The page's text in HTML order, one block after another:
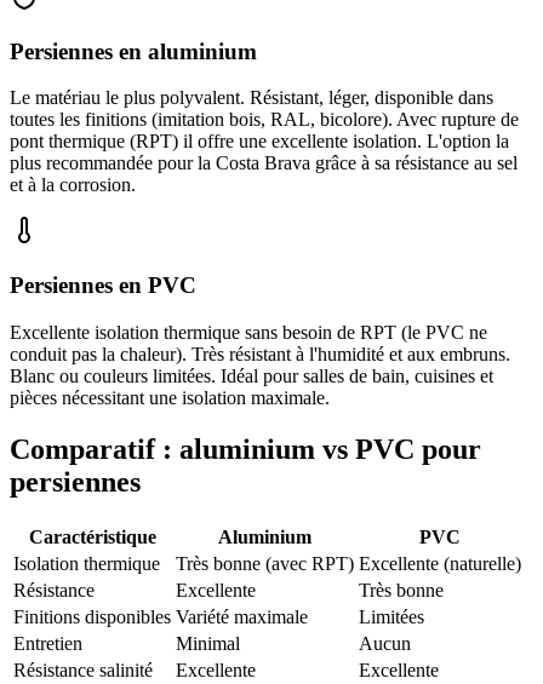
Persiennes en aluminium
Le matériau le plus polyvalent. Résistant, léger, disponible dans
toutes les finitions (imitation bois, RAL, bicolore). Avec rupture de
pont thermique (RPT) il offre une excellente isolation. L'option la
plus recommandée pour la Costa Brava grâce à sa résistance au sel
et à la corrosion.
Persiennes en PVC
Excellente isolation thermique sans besoin de RPT (le PVC ne
conduit pas la chaleur). Très résistant à l'humidité et aux embruns.
Blanc ou couleurs limitées. Idéal pour salles de bain, cuisines et
pièces nécessitant une isolation maximale.
Comparatif : aluminium vs PVC pour
persiennes
Caractéristique Aluminium
PVC
Isolation thermique
Très bonne (avec RPT) Excellente (naturelle)
Résistance
Excellente
Très bonne
Finitions disponibles Variété maximale
Limitées
Entretien
Minimal
Aucun
Résistance salinité
Excellente
Excellente